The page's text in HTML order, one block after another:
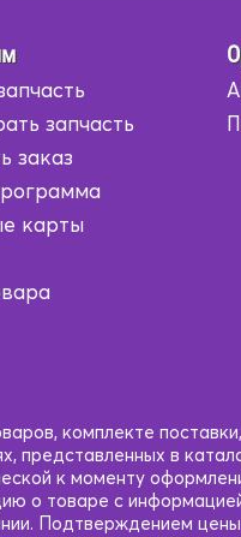
запчасть
заказ
карты
комплекте
в
к моменту
о товаре с
Подтверждением